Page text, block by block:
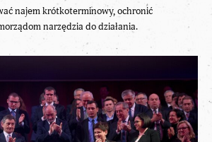
najem krótkoterminowy, ochronić
narzędzia do działania.